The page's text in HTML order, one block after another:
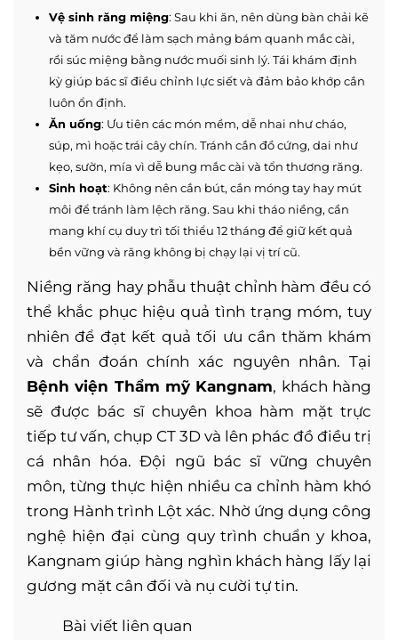
Vệ sinh răng miệng: Sau khi ăn, nên dùng bàn chải kẽ
và tăm nước để làm sạch mảng bám quanh mắc cài,
rồi súc miệng bằng nước muối sinh lý. Tái khám định
kỳ giúp bác sĩ điều chỉnh lực siết và đảm bảo khớp cắn
luôn ổn định.
Ăn uống: Ưu tiên các món mềm, dễ nhai như cháo,
súp, mì hoặc trái cây chín. Tránh cắn đồ cứng, dai như
kẹo, sườn, mía vì dễ bung mắc cài và tổn thương răng.
Sinh hoạt: Không nên cắn bút, cắn móng tay hay mút
môi để tránh làm lệch răng. Sau khi tháo niềng, cần
mang khí cụ duy trì tối thiểu 12 tháng để giữ kết quả
bền vững và răng không bị chạy lại vị trí cũ.
Niềng răng hay phẫu thuật chỉnh hàm đều có
thể khắc phục hiệu quả tình trạng móm, tuy
nhiên để đạt kết quả tối ưu cần thăm khám
và chẩn đoán chính xác nguyên nhân. Tại
Bệnh viện Thẩm mỹ Kangnam, khách hàng
sẽ được bác sĩ chuyên khoa hàm mặt trực
tiếp tư vấn, chụp CT 3D và lên phác đồ điều trị
cá nhân hóa. Đội ngũ bác sĩ vững chuyên
môn, từng thực hiện nhiều ca chỉnh hàm khó
trong Hành trình Lột xác. Nhờ ứng dụng công
nghệ hiện đại cùng quy trình chuẩn y khoa,
Kangnam giúp hàng nghìn khách hàng lấy lại
gương mặt cân đối và nụ cười tự tin.
Bài viết liên quan